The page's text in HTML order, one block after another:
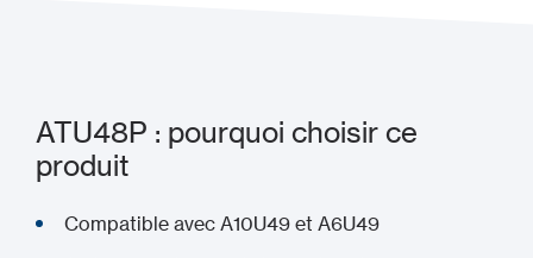
ATU48P : pourquoi choisir ce
produit
Compatible avec A10U49 et A6U49